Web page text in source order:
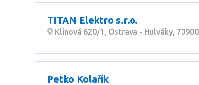
TITAN Elektro s.r.o.
Klínová 620/1, Ostrava - Hulváky, 70900
Petko Kolařík